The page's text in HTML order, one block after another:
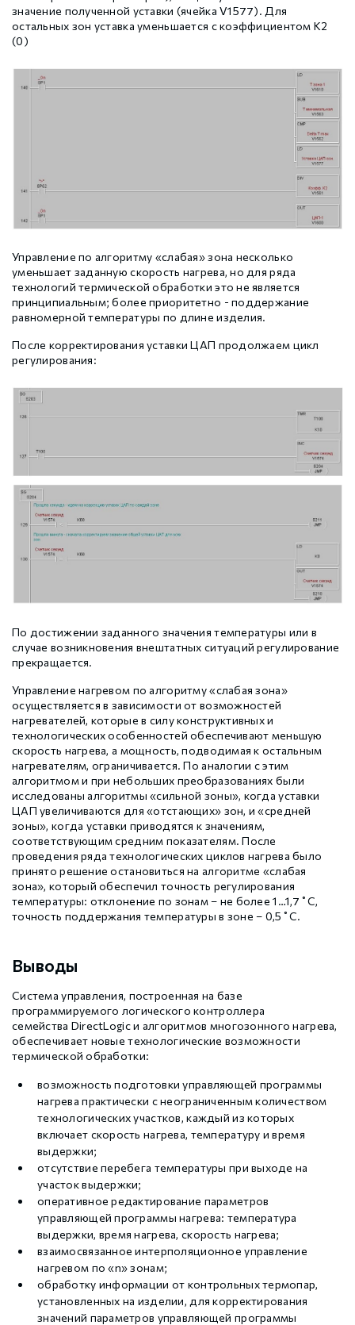
значение полученной уставки (ячейка V1577). Для
остальных зон уставка уменьшается с коэффициентом К2
(0)
Управление по алгоритму «слабая» зона несколько
уменьшает заданную скорость нагрева, но для ряда
технологий термической обработки это не является
принципиальным; более приоритетно - поддержание
равномерной температуры по длине изделия.
После корректирования уставки ЦАП продолжаем цикл
регулирования:
По достижении заданного значения температуры или в
случае возникновения внештатных ситуаций регулирование
прекращается.
Управление нагревом по алгоритму «слабая зона»
осуществляется в зависимости от возможностей
нагревателей, которые в силу конструктивных и
технологических особенностей обеспечивают меньшую
скорость нагрева, а мощность, подводимая к остальным
нагревателям, ограничивается. По аналогии с этим
алгоритмом и при небольших преобразованиях были
исследованы алгоритмы «сильной зоны», когда уставки
ЦАП увеличиваются для «отстающих» зон, и «средней
зоны», когда уставки приводятся к значениям,
соответствующим средним показателям. После
проведения ряда технологических циклов нагрева было
принято решение остановиться на алгоритме «слабая
зона», который обеспечил точность регулирования
температуры: отклонение по зонам – не более 1…1,7˚С,
точность поддержания температуры в зоне – 0,5˚С.
Выводы
Система управления, построенная на базе
программируемого логического контроллера
семейства DirectLogic и алгоритмов многозонного нагрева,
обеспечивает новые технологические возможности
термической обработки:
возможность подготовки управляющей программы
нагрева практически с неограниченным количеством
технологических участков, каждый из которых
включает скорость нагрева, температуру и время
выдержки;
отсутствие перебега температуры при выходе на
участок выдержки;
оперативное редактирование параметров
управляющей программы нагрева: температура
выдержки, время нагрева, скорость нагрева;
взаимосвязанное интерполяционное управление
нагревом по «n» зонам;
обработку информации от контрольных термопар,
установленных на изделии, для корректирования
значений параметров управляющей программы